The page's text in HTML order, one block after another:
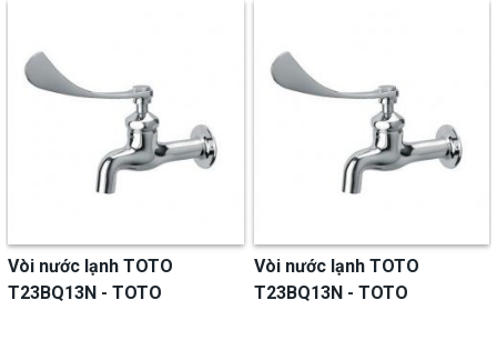
lạnh TOTO
- TOTO
Vòi nước lạnh TOTO
T23BQ13N - TOTO